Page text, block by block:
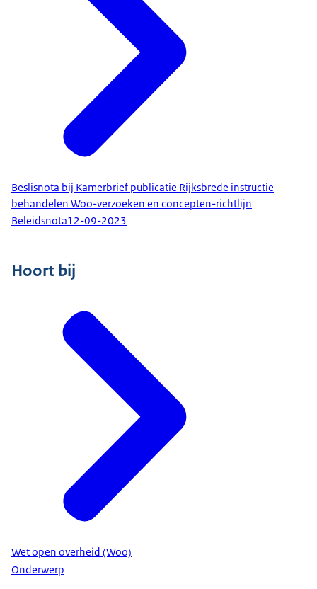
Beslisnota bij Kamerbrief publicatie Rijksbrede instructie
behandelen Woo-verzoeken en concepten-richtlijn
Beleidsnota12-09-2023
Hoort bij
Wet open overheid (Woo)
Onderwerp